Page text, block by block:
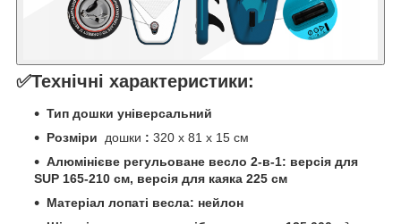
✅Технічні характеристики:
Тип дошки універсальний
Розміри
дошки : 320 x 81 x 15 см
Алюмінієве регульоване весло 2-в-1: версія для
SUP 165-210 см, версія для каяка 225 см
Матеріал лопаті весла: нейлон